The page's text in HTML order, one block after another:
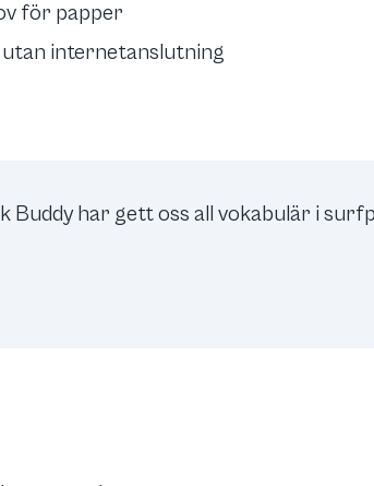
för papper
utan internetanslutning
Buddy har gett oss all vokabulär i